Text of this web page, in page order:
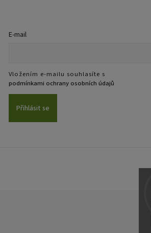
E-mail
Vložením e-mailu souhlasíte s
podmínkami ochrany osobních údajů
Přihlásit se